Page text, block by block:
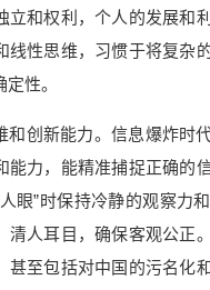
立和权利，个人的发展和
线性思维，习惯于将复杂
性。
和创新能力。信息爆炸时
能力，能精准捕捉正确的
眼”时保持冷静的观察力
清人耳目，确保客观公正
甚至包括对中国的污名化